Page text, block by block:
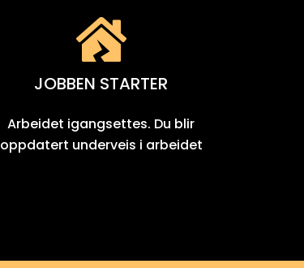
JOBBEN STARTER
Arbeidet igangsettes. Du blir
oppdatert underveis i arbeidet